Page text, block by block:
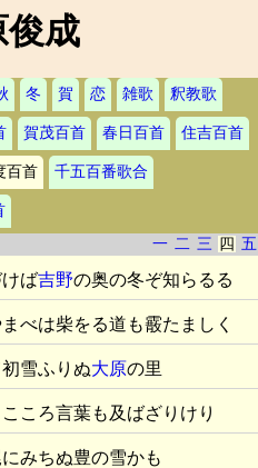
俊成
冬 賀 恋 雑歌 釈教歌
賀茂百首 春日百首 住吉百首
百首 千五百番歌合
一 二 三 四 五
ば吉野の奥の冬ぞ知らるる
べは柴をる道も霰たましく
雪ふりぬ大原の里
ころ言葉も及ばざりけり
みちぬ豊の雪かも